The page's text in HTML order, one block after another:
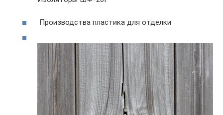
Производства пластика для отделки